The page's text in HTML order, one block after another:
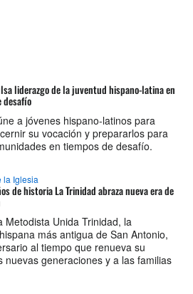
liderazgo de la juventud hispano-latina en
desafío
a jóvenes hispano-latinos para
su vocación y prepararlos para
en tiempos de desafío.
la Iglesia
de historia La Trinidad abraza nueva era de
Metodista Unida Trinidad, la
más antigua de San Antonio,
al tiempo que renueva su
nuevas generaciones y a las familias